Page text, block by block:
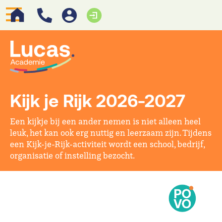
Kijk je Rijk 2026-2027
Een kijkje bij een ander nemen is niet alleen heel
leuk, het kan ook erg nuttig en leerzaam zijn. Tijdens
een Kijk-je-Rijk-activiteit wordt een school, bedrijf,
organisatie of instelling bezocht.